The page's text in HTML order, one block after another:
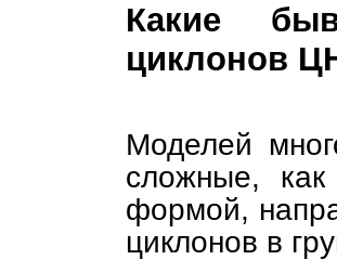
Какие
циклонов
Моделей
сложные,
формой,
циклонов в